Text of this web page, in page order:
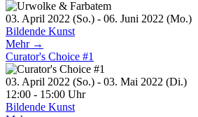
03. April 2022 (So.) - 06. Juni 2022 (Mo.)
Bildende Kunst
Mehr →
Curator's Choice #1
03. April 2022 (So.) - 03. Mai 2022 (Di.)
12:00 - 15:00 Uhr
Bildende Kunst